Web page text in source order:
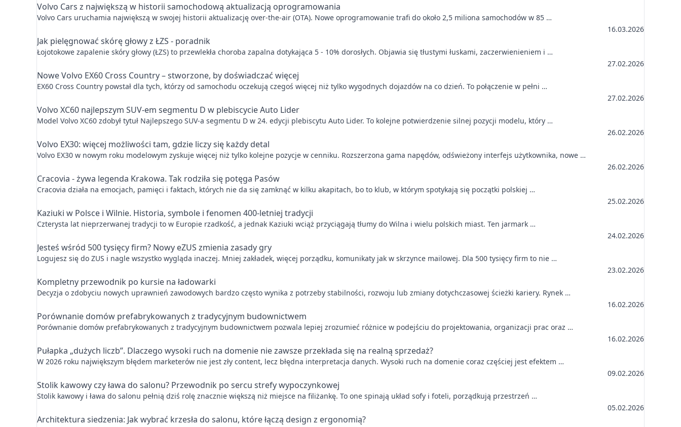
Volvo Cars z największą w historii samochodową aktualizacją oprogramowania
Volvo Cars uruchamia największą w swojej historii aktualizację over-the-air (OTA). Nowe oprogramowanie trafi do około 2,5 miliona samochodów w 85 …
16.03.2026
Jak pielęgnować skórę głowy z ŁZS - poradnik
Łojotokowe zapalenie skóry głowy (ŁZS) to przewlekła choroba zapalna dotykająca 5 - 10% dorosłych. Objawia się tłustymi łuskami, zaczerwienieniem i …
27.02.2026
Nowe Volvo EX60 Cross Country – stworzone, by doświadczać więcej
EX60 Cross Country powstał dla tych, którzy od samochodu oczekują czegoś więcej niż tylko wygodnych dojazdów na co dzień. To połączenie w pełni …
27.02.2026
Volvo XC60 najlepszym SUV-em segmentu D w plebiscycie Auto Lider
Model Volvo XC60 zdobył tytuł Najlepszego SUV-a segmentu D w 24. edycji plebiscytu Auto Lider. To kolejne potwierdzenie silnej pozycji modelu, który …
26.02.2026
Volvo EX30: więcej możliwości tam, gdzie liczy się każdy detal
Volvo EX30 w nowym roku modelowym zyskuje więcej niż tylko kolejne pozycje w cenniku. Rozszerzona gama napędów, odświeżony interfejs użytkownika, nowe …
26.02.2026
Cracovia - żywa legenda Krakowa. Tak rodziła się potęga Pasów
Cracovia działa na emocjach, pamięci i faktach, których nie da się zamknąć w kilku akapitach, bo to klub, w którym spotykają się początki polskiej …
25.02.2026
Kaziuki w Polsce i Wilnie. Historia, symbole i fenomen 400-letniej tradycji
Czterysta lat nieprzerwanej tradycji to w Europie rzadkość, a jednak Kaziuki wciąż przyciągają tłumy do Wilna i wielu polskich miast. Ten jarmark …
24.02.2026
Jesteś wśród 500 tysięcy firm? Nowy eZUS zmienia zasady gry
Logujesz się do ZUS i nagle wszystko wygląda inaczej. Mniej zakładek, więcej porządku, komunikaty jak w skrzynce mailowej. Dla 500 tysięcy firm to nie …
23.02.2026
Kompletny przewodnik po kursie na ładowarki
Decyzja o zdobyciu nowych uprawnień zawodowych bardzo często wynika z potrzeby stabilności, rozwoju lub zmiany dotychczasowej ścieżki kariery. Rynek …
16.02.2026
Porównanie domów prefabrykowanych z tradycyjnym budownictwem
Porównanie domów prefabrykowanych z tradycyjnym budownictwem pozwala lepiej zrozumieć różnice w podejściu do projektowania, organizacji prac oraz …
16.02.2026
Pułapka „dużych liczb”. Dlaczego wysoki ruch na domenie nie zawsze przekłada się na realną sprzedaż?
W 2026 roku największym błędem marketerów nie jest zły content, lecz błędna interpretacja danych. Wysoki ruch na domenie coraz częściej jest efektem …
09.02.2026
Stolik kawowy czy ława do salonu? Przewodnik po sercu strefy wypoczynkowej
Stolik kawowy i ława do salonu pełnią dziś rolę znacznie większą niż miejsce na filiżankę. To one spinają układ sofy i foteli, porządkują przestrzeń …
05.02.2026
Architektura siedzenia: Jak wybrać krzesła do salonu, które łączą design z ergonomią?